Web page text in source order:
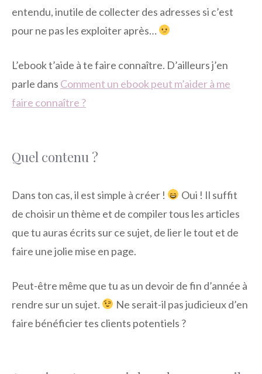
entendu, inutile de collecter des adresses si c’est
pour ne pas les exploiter après…
L’ebook t’aide à te faire connaître. D’ailleurs j’en
parle dans Comment un ebook peut m’aider à me
faire connaître ?
Quel contenu ?
Dans ton cas, il est simple à créer !
Oui ! Il suffit
de choisir un thème et de compiler tous les articles
que tu auras écrits sur ce sujet, de lier le tout et de
faire une jolie mise en page.
Peut-être même que tu as un devoir de fin d’année à
rendre sur un sujet.
Ne serait-il pas judicieux d’en
faire bénéficier tes clients potentiels ?